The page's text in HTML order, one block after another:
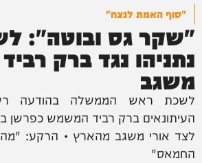
"סוף האמת לנצח"
"שקר גס ובוטה":
נתניהו נגד ברק רביד
משגב
לשכת ראש הממשלה בהודעה
העיתונאים ברק רביד המשמש כפרשן
לצד אורי משגב מהארץ • הרקע:
החמאס"